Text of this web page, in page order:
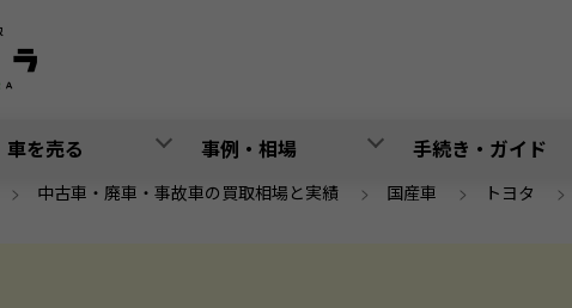
車を売る 事例・相場 手続き・ガイド
> 中古車・廃車・事故車の買取相場と実績 > 国産車 > トヨタ >